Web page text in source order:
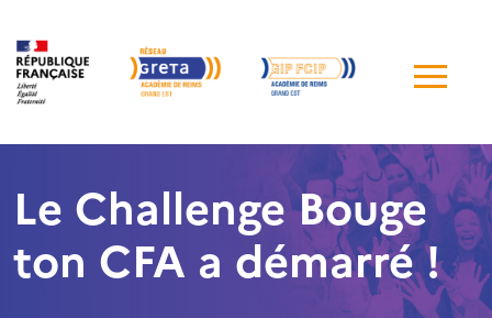
de
Le Challenge Bouge
ton CFA a démarré !